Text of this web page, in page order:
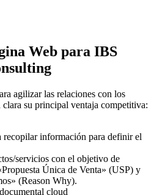
Web para IBS
agilizar las relaciones con los
su principal ventaja competitiva:
recopilar información para definir el
servicios con el objetivo de
Única de Venta» (USP) y
(Reason Why).
cloud